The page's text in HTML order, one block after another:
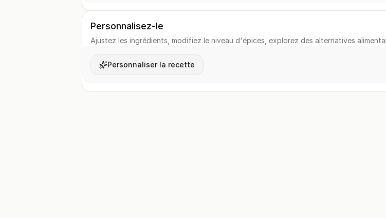
Personnalisez-le
Ajustez les ingrédients, modifiez le niveau d'épices, explorez des alternatives
Personnaliser la recette